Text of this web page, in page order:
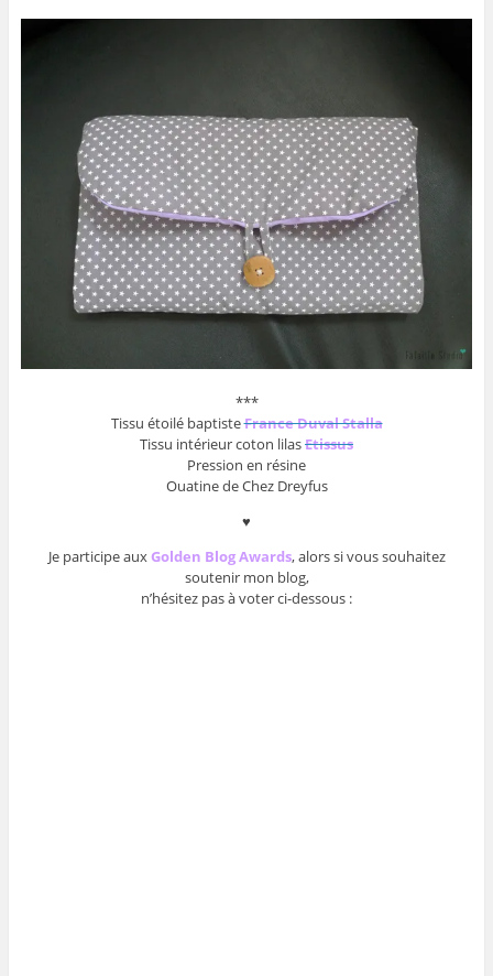
***
Tissu étoilé baptisteFrance Duval Stalla
Tissu intérieur coton lilasEtissus
Pression en résine
Ouatine de Chez Dreyfus
♥
Je participe auxGolden Blog Awards, alors si vous souhaitez
soutenir mon blog,
n’hésitez pas à voter ci-dessous :